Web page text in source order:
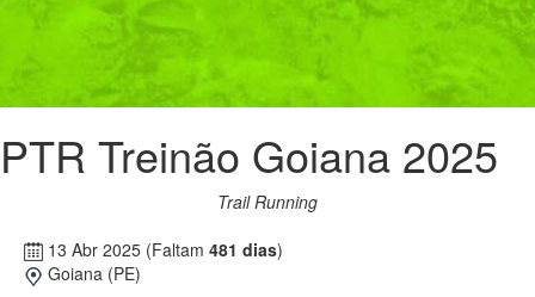
PTR Treinão Goiana 2025
Trail Running
13 Abr 2025 (Faltam 481 dias)
Goiana (PE)